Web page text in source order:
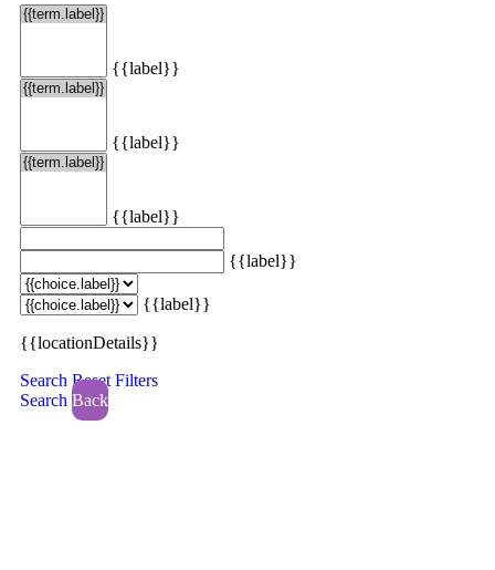
{{label}}
{{label}}
{{label}}
{{label}}
{{label}}
{{locationDetails}}
Search Reset Filters
Search Back